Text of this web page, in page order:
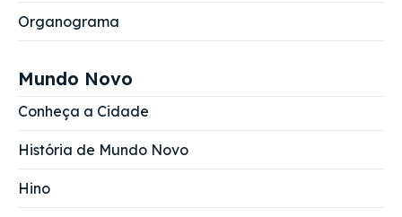
Organograma
Mundo Novo
Conheça a Cidade
História de Mundo Novo
Hino